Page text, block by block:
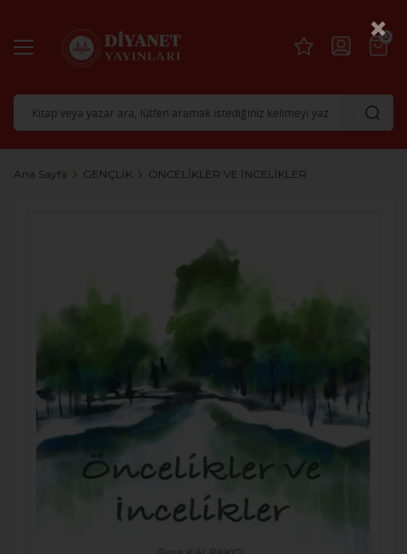
0
Ana Sayfa GENÇLİK ÖNCELİKLER VE İNCELİKLER
×